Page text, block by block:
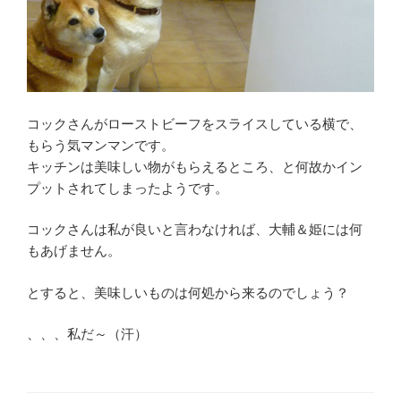
コックさんがローストビーフをスライスしている横で、
もらう気マンマンです。
キッチンは美味しい物がもらえるところ、と何故かイン
プットされてしまったようです。
コックさんは私が良いと言わなければ、大輔＆姫には何
もあげません。
とすると、美味しいものは何処から来るのでしょう？
、、、私だ～（汗）